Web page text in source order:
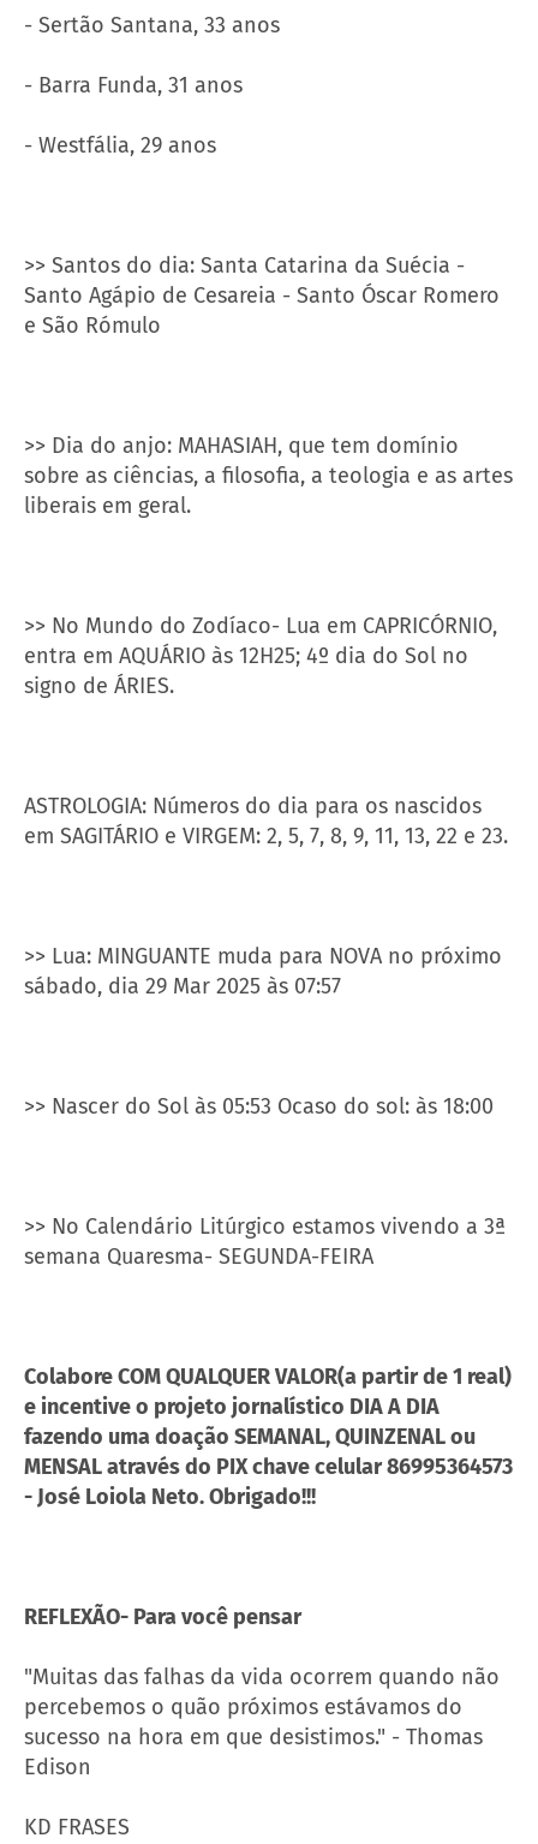
- Sertão Santana, 33 anos
- Barra Funda, 31 anos
- Westfália, 29 anos
>> Santos do dia: Santa Catarina da Suécia -
Santo Agápio de Cesareia - Santo Óscar Romero
e São Rómulo
>> Dia do anjo: MAHASIAH, que tem domínio
sobre as ciências, a filosofia, a teologia e as artes
liberais em geral.
>> No Mundo do Zodíaco- Lua em CAPRICÓRNIO,
entra em AQUÁRIO às 12H25; 4º dia do Sol no
signo de ÁRIES.
ASTROLOGIA: Números do dia para os nascidos
em SAGITÁRIO e VIRGEM: 2, 5, 7, 8, 9, 11, 13, 22 e 23.
>> Lua: MINGUANTE muda para NOVA no próximo
sábado, dia 29 Mar 2025 às 07:57
>> Nascer do Sol às 05:53 Ocaso do sol: às 18:00
>> No Calendário Litúrgico estamos vivendo a 3ª
semana Quaresma- SEGUNDA-FEIRA
Colabore COM QUALQUER VALOR(a partir de 1 real)
e incentive o projeto jornalístico DIA A DIA
fazendo uma doação SEMANAL, QUINZENAL ou
MENSAL através do PIX chave celular 86995364573
- José Loiola Neto. Obrigado!!!
REFLEXÃO- Para você pensar
"Muitas das falhas da vida ocorrem quando não
percebemos o quão próximos estávamos do
sucesso na hora em que desistimos." - Thomas
Edison
KD FRASES